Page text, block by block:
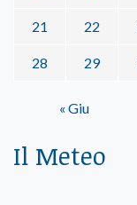
21 22
28 29
« Giu
Il Meteo